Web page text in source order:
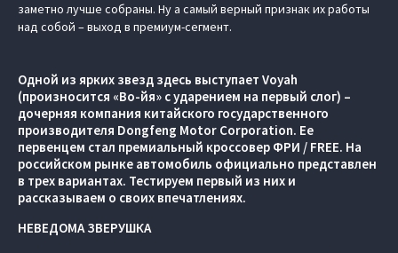
заметно лучше собраны. Ну а самый верный признак их работы
над собой – выход в премиум-сегмент.
Одной из ярких звезд здесь выступает Voyah
(произносится «Во-йя» с ударением на первый слог) –
дочерняя компания китайского государственного
производителя Dongfeng Motor Corporation. Ее
первенцем стал премиальный кроссовер ФРИ / FREE. На
российском рынке автомобиль официально представлен
в трех вариантах. Тестируем первый из них и
рассказываем о своих впечатлениях.
НЕВЕДОМА ЗВЕРУШКА